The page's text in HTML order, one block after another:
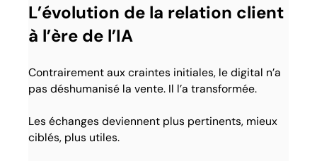
L’évolution de la relation client
à l’ère de l’IA
Contrairement aux craintes initiales, le digital n’a
pas déshumanisé la vente. Il l’a transformée.
Les échanges deviennent plus pertinents, mieux
ciblés, plus utiles.